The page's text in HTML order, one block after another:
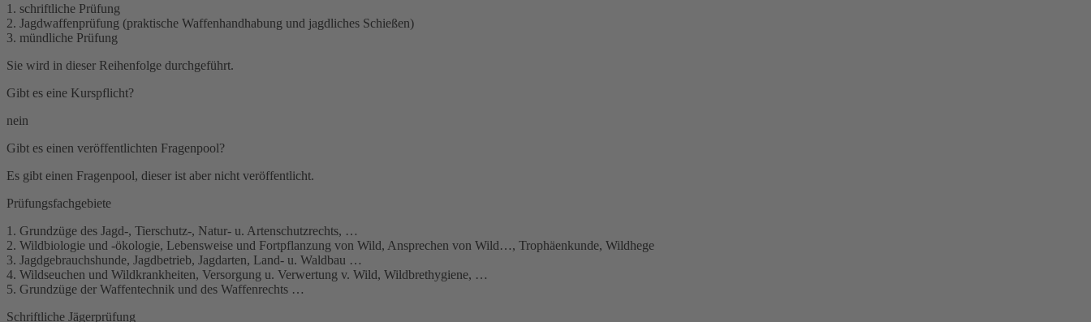
1. schriftliche Prüfung
2. Jagdwaffenprüfung (praktische Waffenhandhabung und jagdliches Schießen)
3. mündliche Prüfung
Sie wird in dieser Reihenfolge durchgeführt.
Gibt es eine Kurspflicht?
nein
Gibt es einen veröffentlichten Fragenpool?
Es gibt einen Fragenpool, dieser ist aber nicht veröffentlicht.
Prüfungsfachgebiete
1. Grundzüge des Jagd-, Tierschutz-, Natur- u. Artenschutzrechts, …
2. Wildbiologie und -ökologie, Lebensweise und Fortpflanzung von Wild, Ansprechen von Wild…, Trophäenkunde, Wildhege
3. Jagdgebrauchshunde, Jagdbetrieb, Jagdarten, Land- u. Waldbau …
4. Wildseuchen und Wildkrankheiten, Versorgung u. Verwertung v. Wild, Wildbrethygiene, …
5. Grundzüge der Waffentechnik und des Waffenrechts …
Schriftliche Jägerprüfung